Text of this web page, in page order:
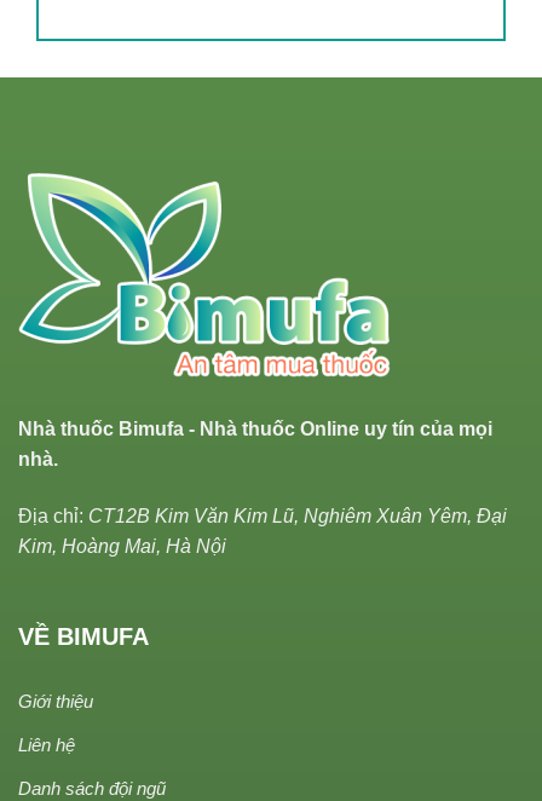
Nhà thuốc Bimufa - Nhà thuốc Online uy tín của mọi
nhà.
Địa chỉ: CT12B Kim Văn Kim Lũ, Nghiêm Xuân Yêm, Đại
Kim, Hoàng Mai, Hà Nội
VỀ BIMUFA
Giới thiệu
Liên hệ
Danh sách đội ngũ